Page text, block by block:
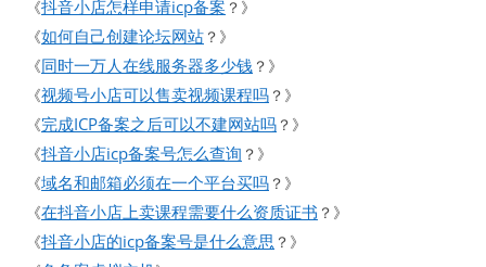
《抖音小店怎样申请icp备案 ？》
《如何自己创建论坛网站 ？》
《同时一万人在线服务器多少钱 ？》
《视频号小店可以售卖视频课程吗 ？》
《完成ICP备案之后可以不建网站吗 ？》
《抖音小店icp备案号怎么查询 ？》
《域名和邮箱必须在一个平台买吗 ？》
《在抖音小店上卖课程需要什么资质证书 ？》
《抖音小店的icp备案号是什么意思 ？》